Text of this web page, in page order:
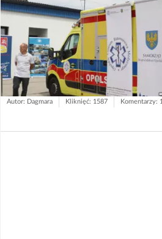
Autor: Dagmara Kliknięć: 1587 Komentarzy: 1